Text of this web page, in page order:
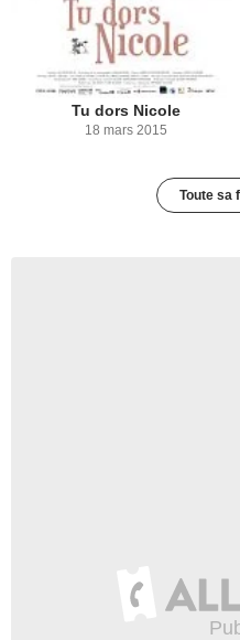
Tu dors Nicole
18 mars 2015
Toute sa